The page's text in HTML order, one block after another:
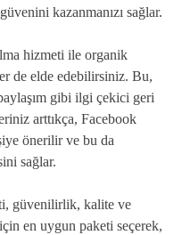
kazanmanızı sağlar.
hizmeti ile organik
de elde edebilirsiniz. Bu,
gibi ilgi çekici geri
arttıkça, Facebook
önerilir ve bu da
sağlar.
güvenilirlik, kalite ve
en uygun paketi seçerek,